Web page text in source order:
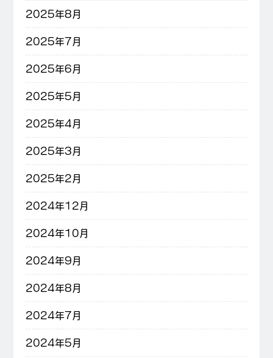
2025年8月
2025年7月
2025年6月
2025年5月
2025年4月
2025年3月
2025年2月
2024年12月
2024年10月
2024年9月
2024年8月
2024年7月
2024年5月